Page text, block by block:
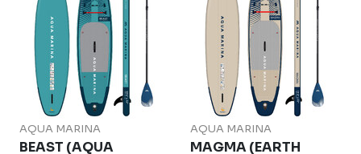
AQUA MARINA
BEAST (AQUA
AQUA MARINA
MAGMA (EARTH